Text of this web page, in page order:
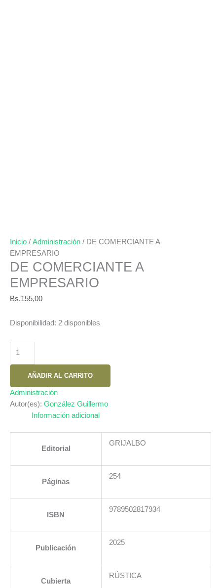
Inicio / Administración / DE COMERCIANTE A
EMPRESARIO
DE COMERCIANTE A
EMPRESARIO
Bs.155,00
Disponibilidad: 2 disponibles
COMERCIANTE
A
EMPRESARIO
cantidad
AÑADIR AL CARRITO
Administración
Autor(es): González Guillermo
Información adicional
Editorial
GRIJALBO
Páginas
254
ISBN
9789502817934
Publicación
2025
Cubierta
RÚSTICA